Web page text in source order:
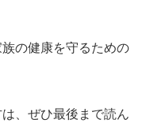
の健康を守るための
、ぜひ最後まで読ん